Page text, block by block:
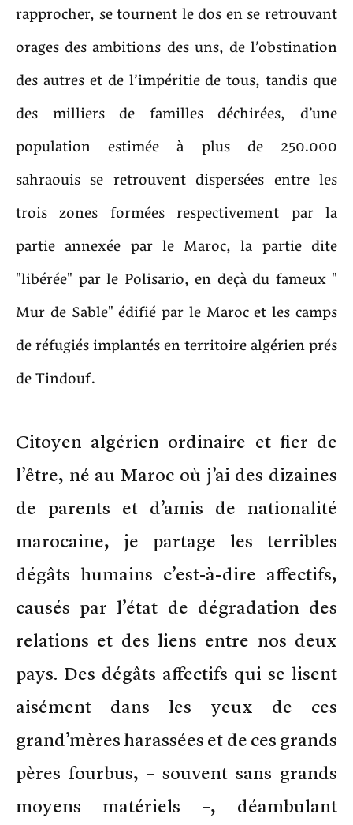
rapprocher, se tournent le dos en se retrouvant
orages des ambitions des uns, de l’obstination
des autres et de l’impéritie de tous, tandis que
des milliers de familles déchirées, d’une
population estimée à plus de 250.000
sahraouis se retrouvent dispersées entre les
trois zones formées respectivement par la
partie annexée par le Maroc, la partie dite
"libérée" par le Polisario, en deçà du fameux "
Mur de Sable" édifié par le Maroc et les camps
de réfugiés implantés en territoire algérien prés
de Tindouf.
Citoyen algérien ordinaire et fier de
l’être, né au Maroc où j’ai des dizaines
de parents et d’amis de nationalité
marocaine, je partage les terribles
dégâts humains c’est-à-dire affectifs,
causés par l’état de dégradation des
relations et des liens entre nos deux
pays. Des dégâts affectifs qui se lisent
aisément dans les yeux de ces
grand’mères harassées et de ces grands
pères fourbus, – souvent sans grands
moyens matériels –, déambulant